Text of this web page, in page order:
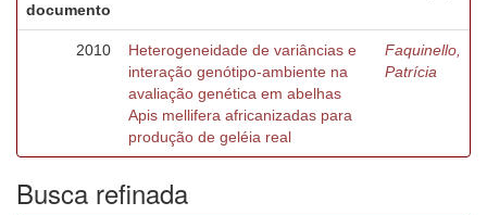
documento
2010
Heterogeneidade de variâncias e
interação genótipo-ambiente na
avaliação genética em abelhas
Apis mellifera africanizadas para
produção de geléia real
Faquinello,
Patrícia
Busca refinada